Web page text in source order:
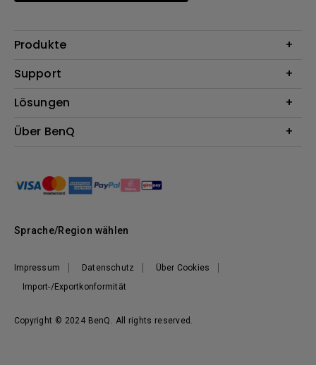
Produkte
Beamer
Lampen
Webcams
Support
Kontakt
Reparaturservice
Onlineshop FAQ
BenQ Blog
Lösungen
Für Unternehmen
Über BenQ
Nachhaltigkeit
Unser Versprechen
Copyright © 2024 BenQ. All rights reserved.
Impressum Datenschutz
Über Cookies
Import-/Exportkonformität
Sprache/Region wählen